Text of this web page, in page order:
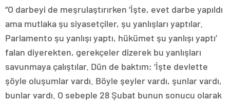
“O darbeyi de meşrulaştırırken ‘İşte, evet darbe yapıldı
ama mutlaka şu siyasetçiler, şu yanlışları yaptılar.
Parlamento şu yanlışı yaptı, hükümet şu yanlışı yaptı’
falan diyerekten, gerekçeler dizerek bu yanlışları
savunmaya çalıştılar. Dün de baktım; ‘İşte devlette
şöyle oluşumlar vardı. Böyle şeyler vardı, şunlar vardı,
bunlar vardı. O sebeple 28 Şubat bunun sonucu olarak